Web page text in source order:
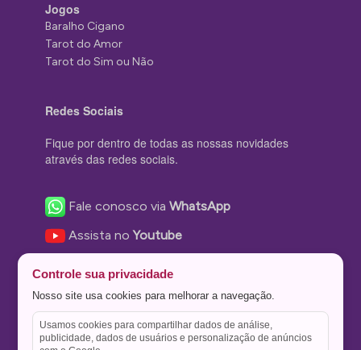
Jogos
Baralho Cigano
Tarot do Amor
Tarot do Sim ou Não
Redes Sociais
Fique por dentro de todas as nossas novidades
através das redes sociais.
Fale conosco viaWhatsApp
Assista noYoutube
Nos siga no Instagram
Nos siga noTwitter
Controle sua privacidade
Nosso site usa cookies para melhorar a navegação.
Usamos cookies para compartilhar dados de análise,
publicidade, dados de usuários e personalização de anúncios